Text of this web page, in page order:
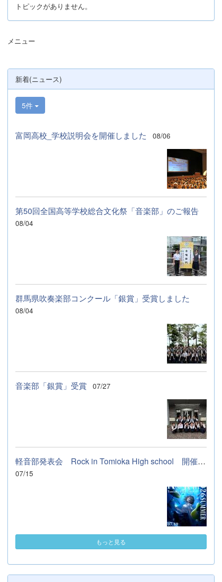
トピックがありません。
メニュー
新着(ニュース)
5件
富岡高校_学校説明会を開催しました 08/06
第50回全国高等学校総合文化祭「音楽部」のご報告
08/04
群馬県吹奏楽部コンクール「銀賞」受賞しました
08/04
音楽部「銀賞」受賞 07/27
軽音部発表会 Rock in Tomioka High school 開催します
07/15
もっと見る